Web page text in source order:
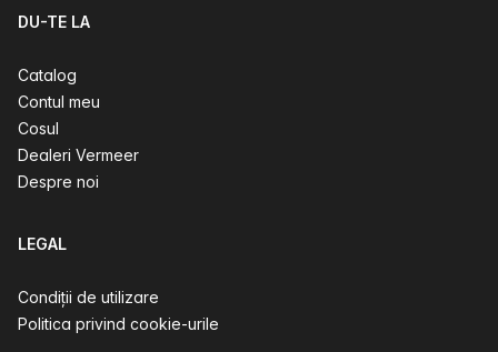
DU-TE LA
Catalog
Contul meu
Cosul
Dealeri Vermeer
Despre noi
LEGAL
Condiții de utilizare
Politica privind cookie-urile